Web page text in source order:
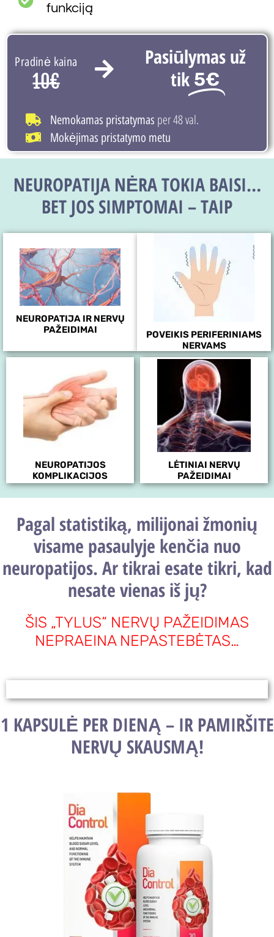
funkciją
Pradinė kaina
10€
Pasiūlymas už
tik 5€
Nemokamas pristatymas per 48 val.
Mokėjimas pristatymo metu
NEUROPATIJA NĖRA TOKIA BAISI…
BET JOS SIMPTOMAI – TAIP
NEUROPATIJA IR NERVŲ
PAŽEIDIMAI
POVEIKIS PERIFERINIAMS
NERVAMS
NEUROPATIJOS
KOMPLIKACIJOS
LĖTINIAI NERVŲ
PAŽEIDIMAI
Pagal statistiką, milijonai žmonių
visame pasaulyje kenčia nuo
neuropatijos. Ar tikrai esate tikri, kad
nesate vienas iš jų?
ŠIS „TYLUS“ NERVŲ PAŽEIDIMAS
NEPRAEINA NEPASTEBĖTAS…
1 KAPSULĖ PER DIENĄ – IR PAMIRŠITE
NERVŲ SKAUSMĄ!